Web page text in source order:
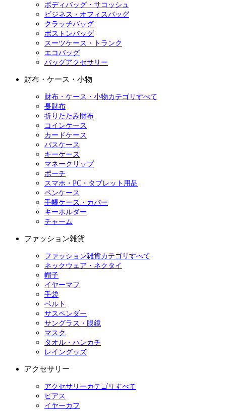
ボディバッグ・サコッシュ
ビジネス・オフィスバッグ
クラッチバッグ
ボストンバッグ
スーツケース・トランク
エコバッグ
バッグアクセサリー
財布・ケース・小物
財布・ケース・小物カテゴリすべて
長財布
折りたたみ財布
コインケース
カードケース
パスケース
キーケース
マネークリップ
ポーチ
スマホ・PC・タブレット用品
ペンケース
手帳ケース・カバー
キーホルダー
チャーム
ファッション雑貨
ファッション雑貨カテゴリすべて
ネックウェア・ネクタイ
帽子
イヤーマフ
手袋
ベルト
サスペンダー
サングラス・眼鏡
マスク
タオル・ハンカチ
レイングッズ
アクセサリー
アクセサリーカテゴリすべて
ピアス
イヤーカフ